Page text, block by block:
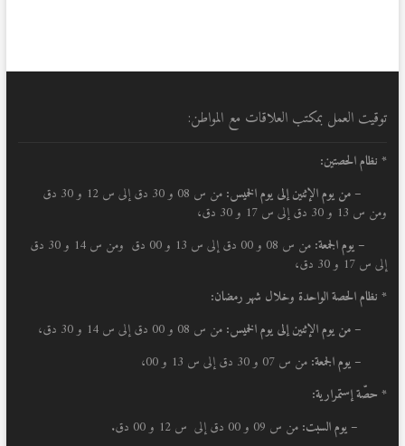
توقيت العمل بمكتب العلاقات مع المواطن:
* نظام الحصتين:
– من يوم الإثنين إلى يوم الخميس:
من س 08 و 30 دق إلى س 12 و 30 دق
ومن س 13 و 30 دق إلى س 17 و 30 دق،
– يوم الجمعة:
من س 08 و 00 دق إلى س 13 و 00 دق ومن س 14 و 30 دق
إلى س 17 و 30 دق،
* نظام الحصة الواحدة وخلال شهر رمضان:
– من يوم الإثنين إلى يوم الخميس: من س 08 و 00 دق إلى س 14 و 30 دق،
– يوم الجمعة: من س 07 و 30 دق إلى س 13 و 00،
* حصّة إستمرارية:
– يوم السبت: من س 09 و 00 دق إلى س 12 و 00 دق.